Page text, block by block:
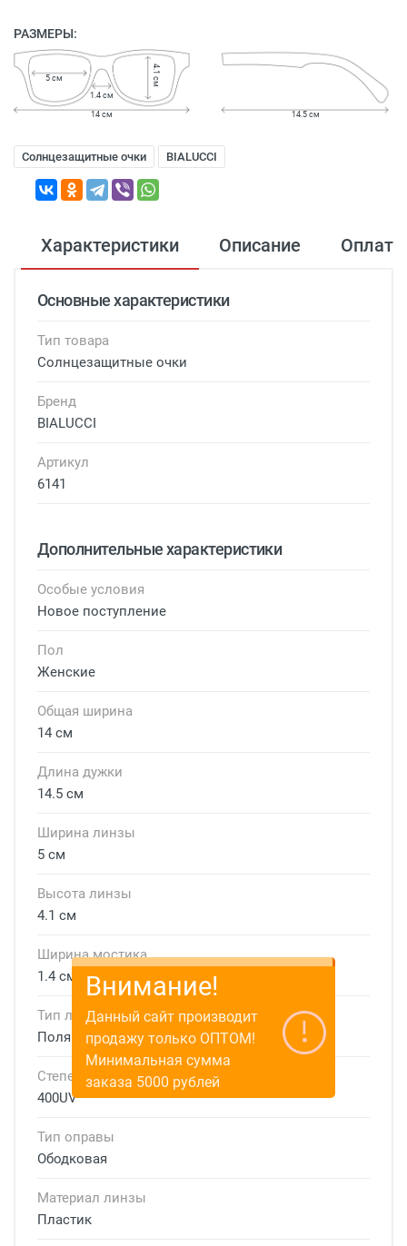
РАЗМЕРЫ:
1.4 см
5 см 4.1 см
14 см 14.5 см
Солнцезащитные очки BIALUCCI
Характеристики Описание Оплата
Основные характеристики
Тип товара
Солнцезащитные очки
Бренд
BIALUCCI
Артикул
6141
Дополнительные характеристики
Особые условия
Новое поступление
Пол
Женские
Общая ширина
14 см
Длина дужки
14.5 см
Ширина линзы
5 см
Высота линзы
4.1 см
Ширина мостика
1.4 см
Тип линзы
Поляризационная
Степень защиты
400UV
Тип оправы
Ободковая
Материал линзы
Пластик
Внимание!
Данный сайт производит
продажу только ОПТОМ!
Минимальная сумма
заказа 5000 рублей